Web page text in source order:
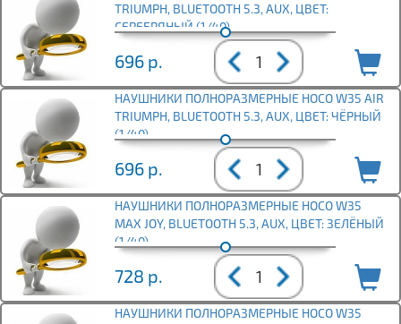
TRIUMPH, BLUETOOTH 5.3, AUX, ЦВЕТ:
СЕРЕБРЯНЫЙ (1/40)
696 р.
НАУШНИКИ ПОЛНОРАЗМЕРНЫЕ HOCO W35 AIR
TRIUMPH, BLUETOOTH 5.3, AUX, ЦВЕТ: ЧЁРНЫЙ
(1/40)
696 р.
НАУШНИКИ ПОЛНОРАЗМЕРНЫЕ HOCO W35
MAX JOY, BLUETOOTH 5.3, AUX, ЦВЕТ: ЗЕЛЁНЫЙ
(1/40)
728 р.
НАУШНИКИ ПОЛНОРАЗМЕРНЫЕ HOCO W35